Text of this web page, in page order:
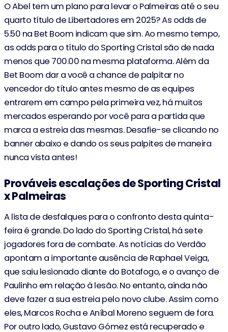
65'
Rios Richard
Anderson Felipe
65'
Lopez Jose
Roque Vitor
Mayke
Fuchs
61'
Fuchs Bruno
57'
Cabellos Catriel
Lutiger Rafael
57'
Lora Carlos
Cauteruccio Martin
57'
Martinez Emiliano
45'
Roque Vitor
45' Sosa Leandro
38'
Estevao
(0-1)
O Abel tem um plano para levar o Palmeiras até o seu
quarto título de Libertadores em 2025? As odds de
5.50 na Bet Boom indicam que sim. Ao mesmo tempo,
as odds para o título do Sporting Cristal são de nada
menos que 700.00 na mesma plataforma. Além da
Bet Boom dar a você a chance de palpitar no
vencedor do título antes mesmo de as equipes
entrarem em campo pela primeira vez, há muitos
mercados esperando por você para a partida que
marca a estreia das mesmas. Desafie-se clicando no
banner abaixo e dando os seus palpites de maneira
nunca vista antes!
Prováveis escalações de Sporting Cristal
x Palmeiras
A lista de desfalques para o confronto desta quinta-
feira é grande. Do lado do Sporting Cristal, há sete
jogadores fora de combate. As notícias do Verdão
apontam a importante ausência de Raphael Veiga,
que saiu lesionado diante do Botafogo, e o avanço de
Paulinho em relação à lesão. No entanto, ainda não
deve fazer a sua estreia pelo novo clube. Assim como
eles, Marcos Rocha e Aníbal Moreno seguem de fora.
Por outro lado, Gustavo Gómez está recuperado e